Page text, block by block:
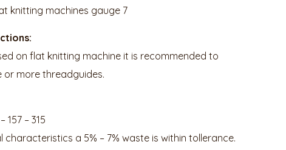
knitting machines gauge 7
on flat knitting machine it is recommended to
or more threadguides.
157 – 315
characteristics a 5% – 7% waste is within tollerance.